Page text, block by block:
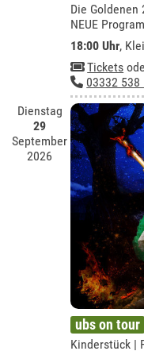
Die
NEUE
18:00 Uhr,
Tickets
03332 538
Dienstag
29
September
2026
ubs on tour
Kinderstück |